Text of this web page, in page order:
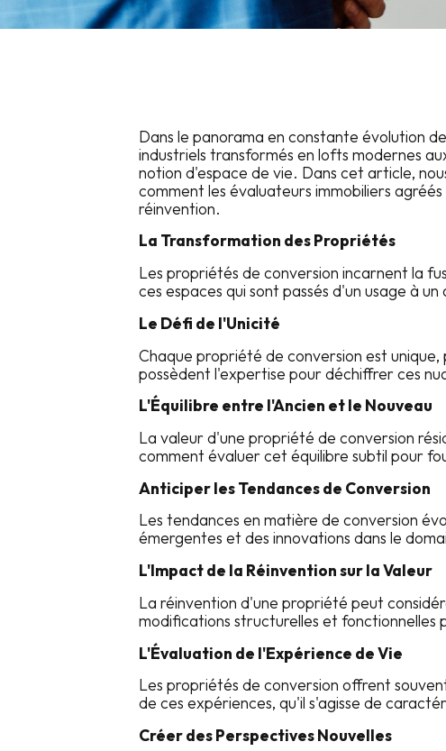
Dans le panorama en constante évolution
industriels transformés en lofts modernes
notion d'espace de vie. Dans cet article,
comment les évaluateurs immobiliers
réinvention.
La Transformation des Propriétés
Les propriétés de conversion incarnent la
ces espaces qui sont passés d'un usage à
Le Défi de l'Unicité
Chaque propriété de conversion est
possèdent l'expertise pour déchiffrer ces
L'Équilibre entre l'Ancien et le Nouveau
La valeur d'une propriété de conversion
comment évaluer cet équilibre subtil pour
Anticiper les Tendances de Conversion
Les tendances en matière de conversion
émergentes et des innovations dans le
L'Impact de la Réinvention sur la Valeur
La réinvention d'une propriété peut
modifications structurelles et fonctionnelles
L'Évaluation de l'Expérience de Vie
Les propriétés de conversion offrent
de ces expériences, qu'il s'agisse de
Créer des Perspectives Nouvelles